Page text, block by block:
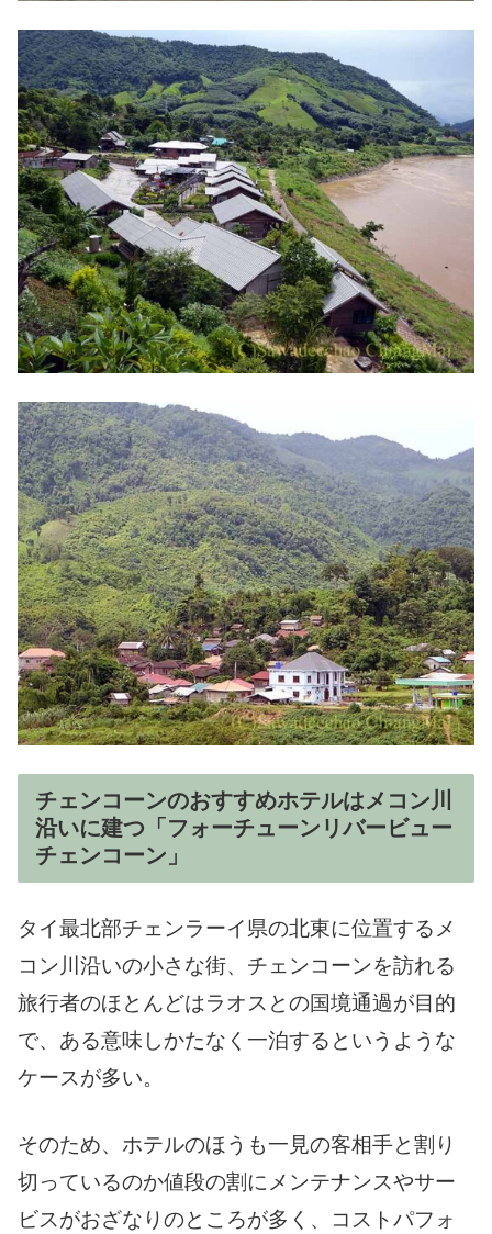
チェンコーンのおすすめホテルはメコン川
沿いに建つ「フォーチューンリバービュー
チェンコーン」
タイ最北部チェンラーイ県の北東に位置するメ
コン川沿いの小さな街、チェンコーンを訪れる
旅行者のほとんどはラオスとの国境通過が目的
で、ある意味しかたなく一泊するというような
ケースが多い。
そのため、ホテルのほうも一見の客相手と割り
切っているのか値段の割にメンテナンスやサー
ビスがおざなりのところが多く、コストパフォ